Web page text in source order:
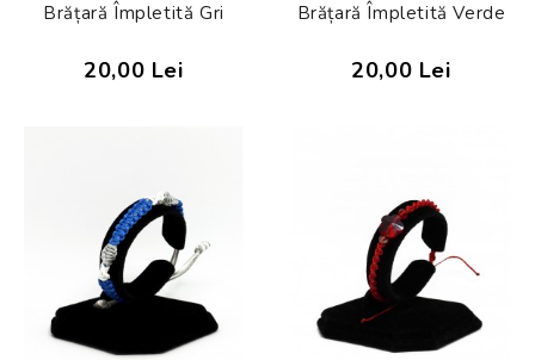
Brățară Împletită Gri
20,00 Lei
Brățară Împletită Verde
20,00 Lei